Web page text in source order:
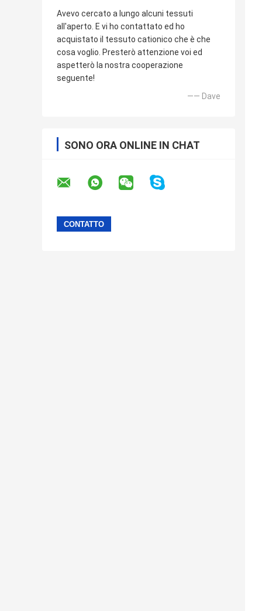
Avevo cercato a lungo alcuni tessuti
all'aperto. E vi ho contattato ed ho
acquistato il tessuto cationico che è che
cosa voglio. Presterò attenzione voi ed
aspetterò la nostra cooperazione
seguente!
—— Dave
SONO ORA ONLINE IN CHAT